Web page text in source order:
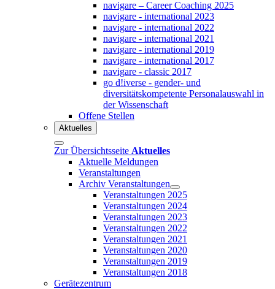
navigare – Career Coaching 2025
navigare - international 2023
navigare - international 2022
navigare - international 2021
navigare - international 2019
navigare - international 2017
navigare - classic 2017
go d!iverse - gender- und
diversitätskompetente Personalauswahl in
der Wissenschaft
Offene Stellen
Aktuelles
Zur Übersichtsseite Aktuelles
Aktuelle Meldungen
Veranstaltungen
Archiv Veranstaltungen
Veranstaltungen 2025
Veranstaltungen 2024
Veranstaltungen 2023
Veranstaltungen 2022
Veranstaltungen 2021
Veranstaltungen 2020
Veranstaltungen 2019
Veranstaltungen 2018
Gerätezentrum